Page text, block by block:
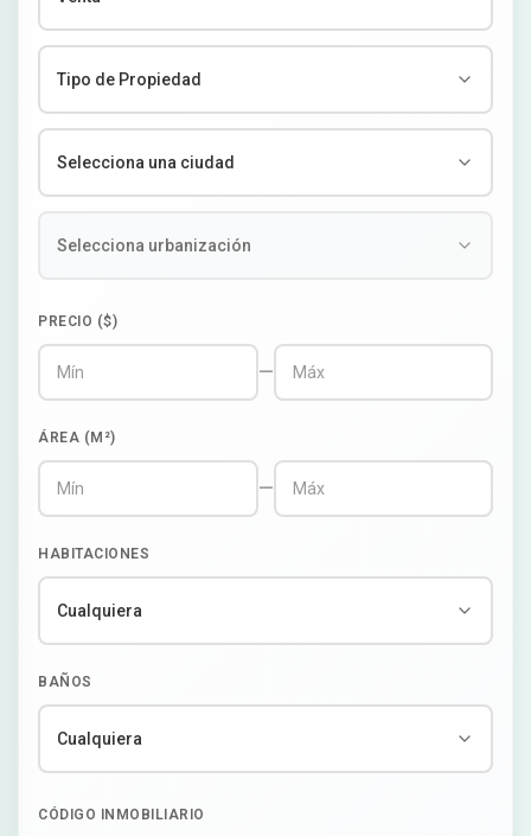
PRECIO ($)
—
ÁREA (M²)
—
HABITACIONES
BAÑOS
CÓDIGO INMOBILIARIO